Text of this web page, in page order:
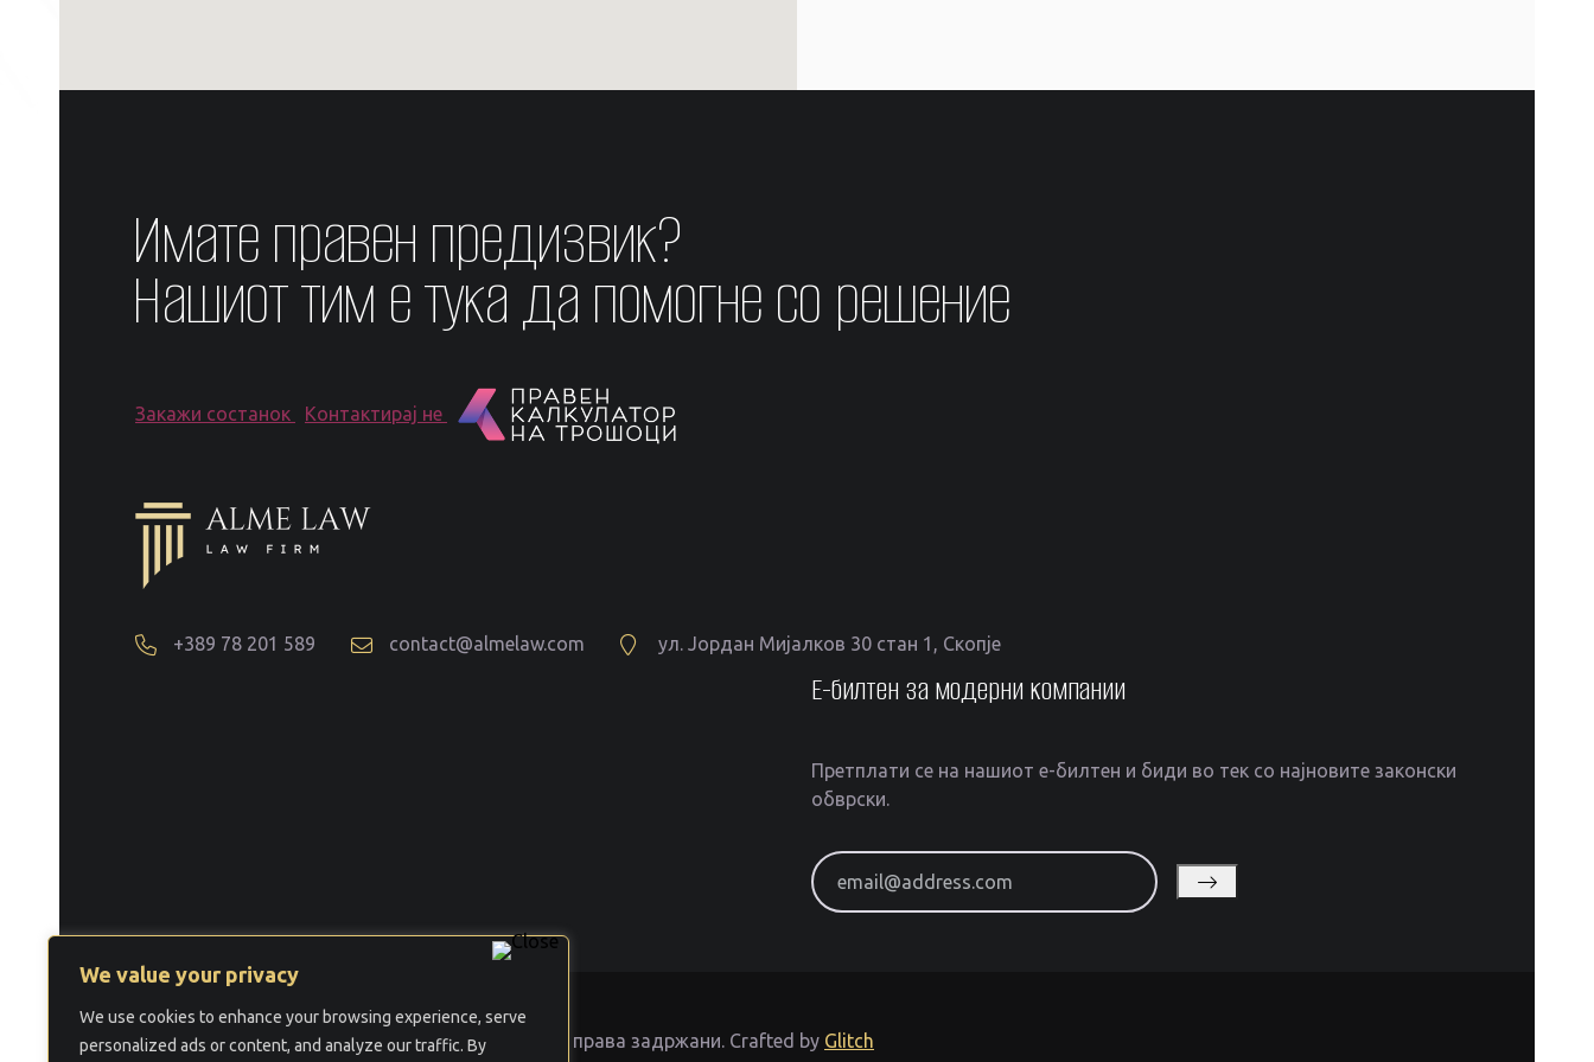
We value your privacy
We use cookies to enhance your browsing experience, serve
personalized ads or content, and analyze our traffic. By
Имате правен предизвик?
Нашиот тим е тука да помогне со решение
Закажи состанок Контактирај не
+389 78 201 589 contact@almelaw.com ул. Јордан Мијалков 30 стан 1, Скопје
Е-билтен за модерни компании
Претплати се на нашиот е-билтен и биди во тек со најновите законски
обврски.
email@address.com
© 2026 Law Firm ALME LAW. Сите права задржани. Crafted by Glitch